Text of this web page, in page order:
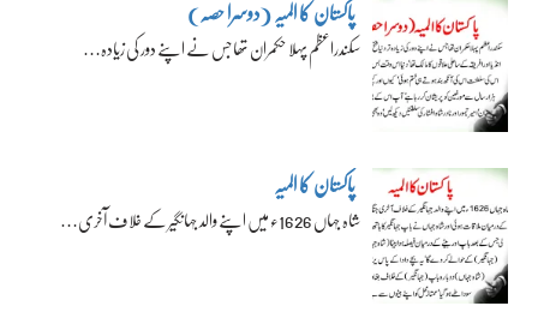
پاکستان کا المیہ (دوسرا حصہ)
سکندراعظم پہلا حکمران تھا جس نے اپنے دور کی زیادہ…
پاکستان کا المیہ
شاہ جہاں 1626ء میں اپنے والد جہانگیر کے خلاف آخری…